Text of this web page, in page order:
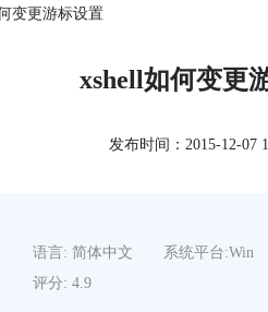
变更游标设置
xshell如何变更
发布时间：2015-12-07
语言: 简体中文
系统平台:Win
评分: 4.9